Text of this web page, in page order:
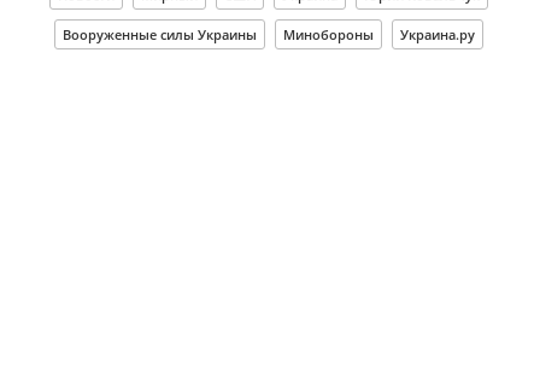
Вооруженные силы Украины Минобороны Украина.ру